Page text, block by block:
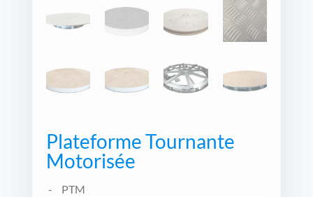
Plateforme Tournante
Motorisée
PTM